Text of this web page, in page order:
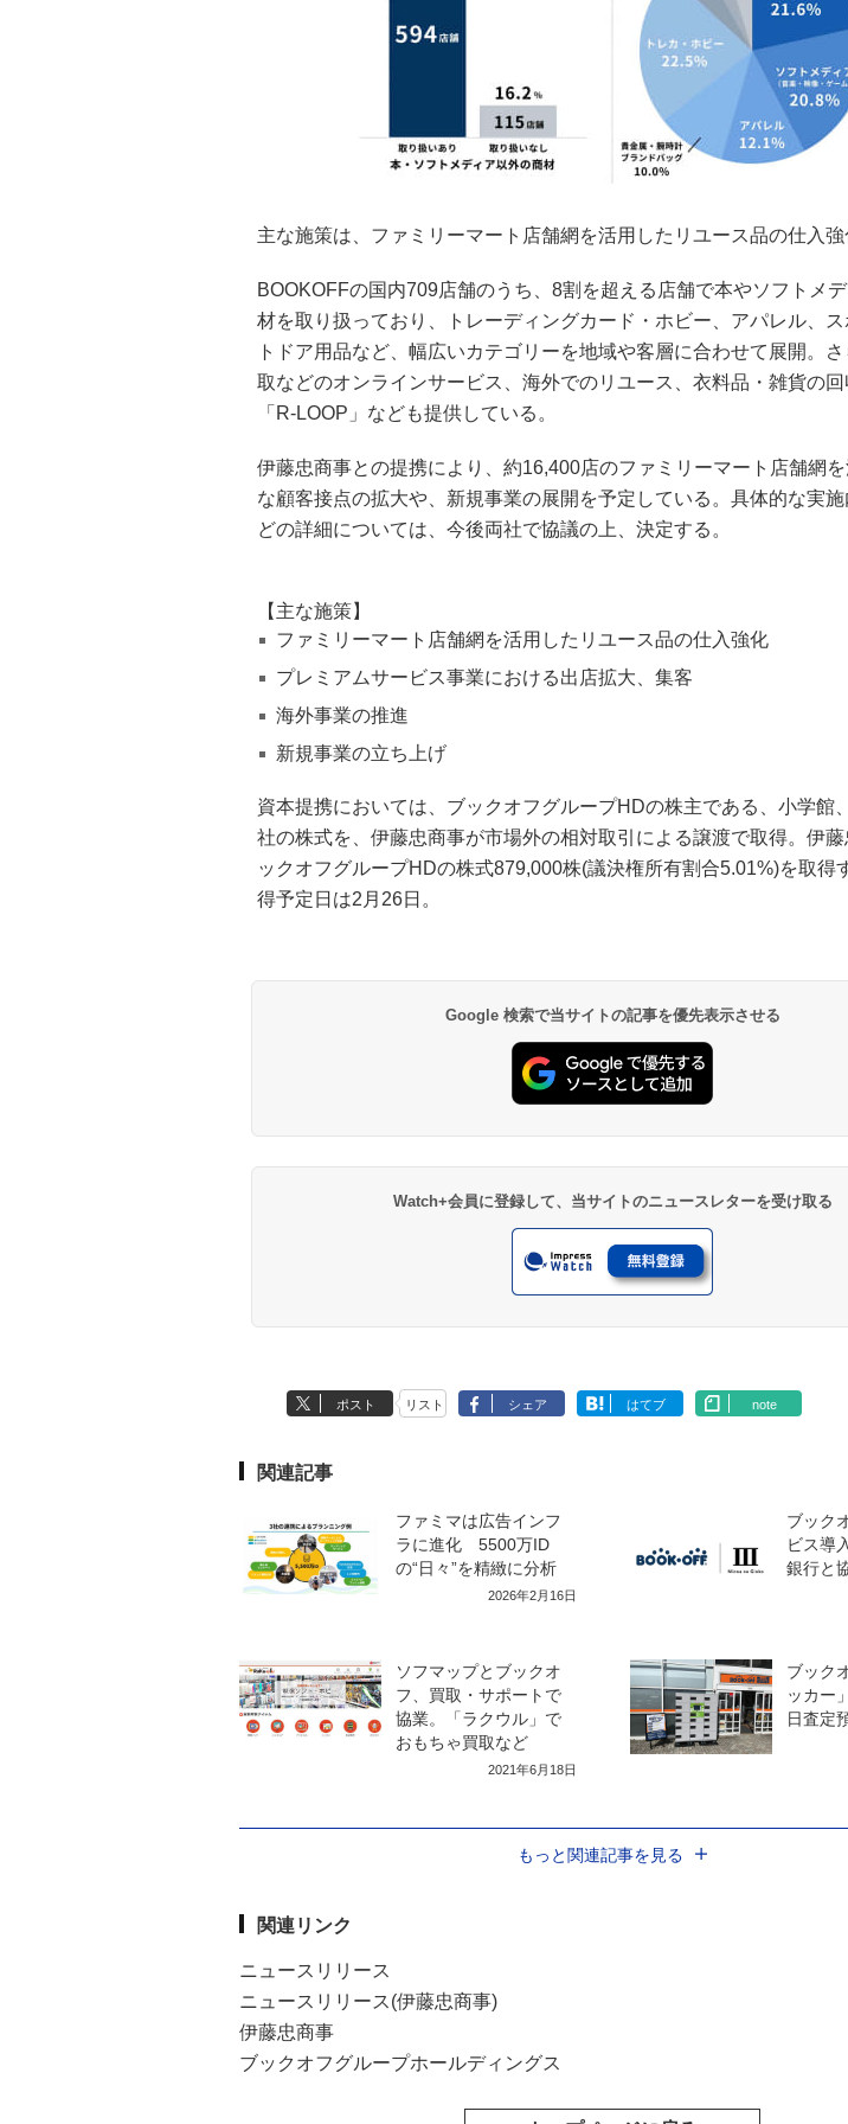
主な施策は、ファミリーマート店舗網を活用したリユース品の仕入強
BOOKOFFの国内709店舗のうち、8割を超える店舗で本やソフトメ
材を取り扱っており、トレーディングカード・ホビー、アパレル、
トドア用品など、幅広いカテゴリーを地域や客層に合わせて展開。
取などのオンラインサービス、海外でのリユース、衣料品・雑貨の回
「R-LOOP」なども提供している。
伊藤忠商事との提携により、約16,400店のファミリーマート店舗網
な顧客接点の拡大や、新規事業の展開を予定している。具体的な実
どの詳細については、今後両社で協議の上、決定する。
【主な施策】
ファミリーマート店舗網を活用したリユース品の仕入強化
プレミアムサービス事業における出店拡大、集客
海外事業の推進
新規事業の立ち上げ
資本提携においては、ブックオフグループHDの株主である、小学館
社の株式を、伊藤忠商事が市場外の相対取引による譲渡で取得。伊
ックオフグループHDの株式879,000株(議決権所有割合5.01%)を取得
得予定日は2月26日。
Google 検索で当サイトの記事を優先表示させる
Watch+会員に登録して、当サイトのニュースレターを受け取る
ポスト リスト シェア はてブ note
関連記事
ファミマは広告インフ
ラに進化 5500万ID
の“日々”を精緻に分析
2026年2月16日
ブック
ビス導
銀行と
ソフマップとブックオ
フ、買取・サポートで
協業。「ラクウル」で
おもちゃ買取など
2021年6月18日
ブック
ッカー
日査定
もっと関連記事を見る
関連リンク
ニュースリリース
ニュースリリース(伊藤忠商事)
伊藤忠商事
ブックオフグループホールディングス